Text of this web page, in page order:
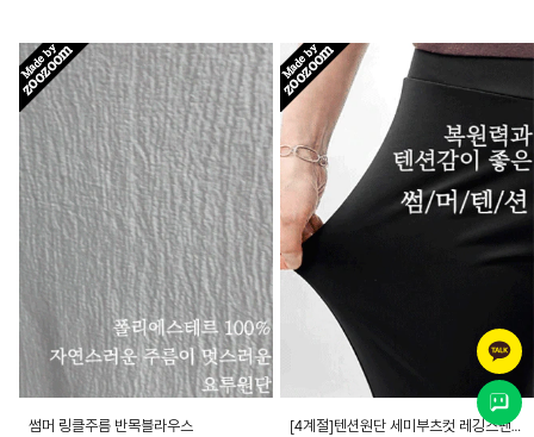
썸머 링클주름 반목블라우스 [4계절]텐션원단 세미부츠컷 레깅스팬